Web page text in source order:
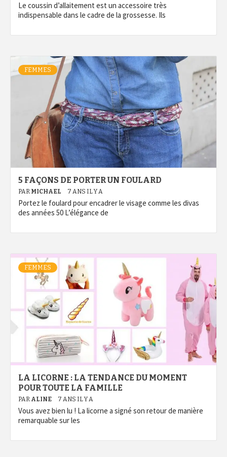
Le coussin d’allaitement est un accessoire très
indispensable dans le cadre de la grossesse. Ils
FEMMES
5 FAÇONS DE PORTER UN FOULARD
PAR MICHAEL 7 ANS IL Y A
Portez le foulard pour encadrer le visage comme les divas
des années 50 L’élégance de
FEMMES
LA LICORNE : LA TENDANCE DU MOMENT
POUR TOUTE LA FAMILLE
PAR ALINE 7 ANS IL Y A
Vous avez bien lu ! La licorne a signé son retour de manière
remarquable sur les